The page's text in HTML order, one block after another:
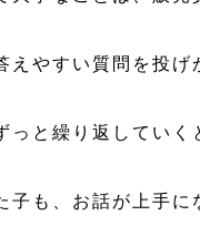
やすい質問を投げ
っと繰り返していく
子も、お話が上手に